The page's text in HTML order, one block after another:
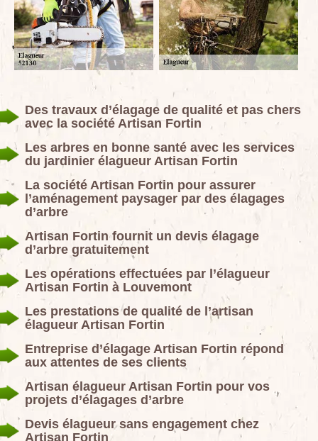
Des travaux d’élagage de qualité et pas chers
avec la société Artisan Fortin
Les arbres en bonne santé avec les services
du jardinier élagueur Artisan Fortin
La société Artisan Fortin pour assurer
l’aménagement paysager par des élagages
d’arbre
Artisan Fortin fournit un devis élagage
d’arbre gratuitement
Les opérations effectuées par l’élagueur
Artisan Fortin à Louvemont
Les prestations de qualité de l’artisan
élagueur Artisan Fortin
Entreprise d’élagage Artisan Fortin répond
aux attentes de ses clients
Artisan élagueur Artisan Fortin pour vos
projets d’élagages d’arbre
Devis élagueur sans engagement chez
Artisan Fortin